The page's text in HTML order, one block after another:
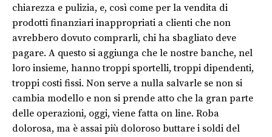
chiarezza e pulizia, e, così come per la vendita di
prodotti finanziari inappropriati a clienti che non
avrebbero dovuto comprarli, chi ha sbagliato deve
pagare. A questo si aggiunga che le nostre banche, nel
loro insieme, hanno troppi sportelli, troppi dipendenti,
troppi costi fissi. Non serve a nulla salvarle se non si
cambia modello e non si prende atto che la gran parte
delle operazioni, oggi, viene fatta on line. Roba
dolorosa, ma è assai più doloroso buttare i soldi del